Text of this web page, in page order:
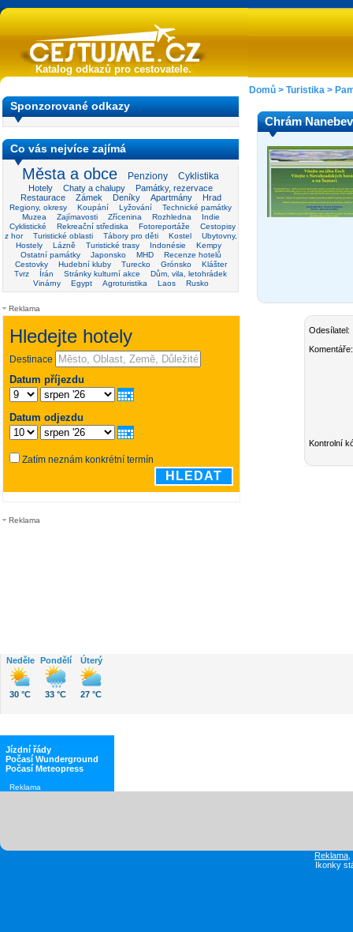
Katalog odkazů pro cestovatele.
Sponzorované odkazy
Co vás nejvíce zajímá
Města a obce Penziony Cyklistika
Hotely Chaty a chalupy
Památky, rezervace
Restaurace
Zámek Deníky Apartmány Hrad
Regiony, okresy Koupání Lyžování
Technické památky
Muzea
Zajímavosti Zřícenina Rozhledna
Indie
Cyklistické
Rekreační střediska Fotoreportáže
Cestopisy
z hor
Turistické oblasti Tábory pro děti Kostel
Ubytovny,
Hostely
Lázně Turistické trasy Indonésie
Kempy
Ostatní památky
Japonsko MHD
Recenze hotelů
Cestovky
Hudební kluby Turecko Grónsko
Klášter
Tvrz
Írán Stránky kulturní akce
Dům, vila, letohrádek
Vinárny
Egypt Agroturistika Laos Rusko
Reklama
Reklama
Domů > Turistika >
Chrám
Odesílatel:
Komentáře:
Kontrolní
Neděle
30 °C
Pondělí
33 °C
Úterý
27 °C
Jízdní řády
Počasí Wunderground
Počasí Meteopress
Reklama
Reklama
Ikonky